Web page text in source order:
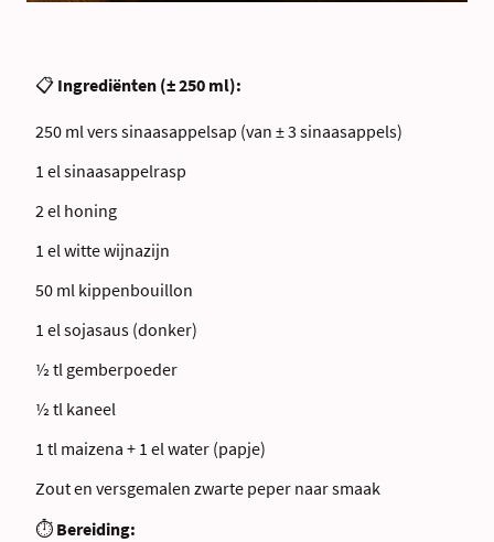
📋 Ingrediënten (± 250 ml):
250 ml vers sinaasappelsap (van ± 3 sinaasappels)
1 el sinaasappelrasp
2 el honing
1 el witte wijnazijn
50 ml kippenbouillon
1 el sojasaus (donker)
½ tl gemberpoeder
½ tl kaneel
1 tl maizena + 1 el water (papje)
Zout en versgemalen zwarte peper naar smaak
⏱ Bereiding: